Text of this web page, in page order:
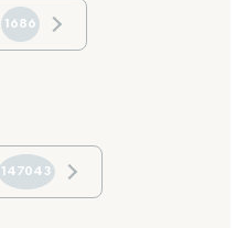
1686
147043